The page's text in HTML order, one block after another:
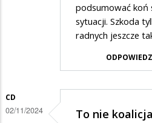
podsumować koń
sytuacji. Szkoda
radnych jeszcze
ODPOWIEDZ
CD
02/11/2024 To nie